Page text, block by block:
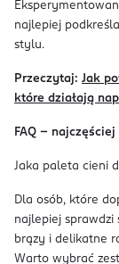
najlepiej
stylu.
Przeczytaj: Jak
które działają
FAQ -
Jaka paleta cieni
Dla osób, które
najlepiej
brązy i delikatne
Warto wybrać